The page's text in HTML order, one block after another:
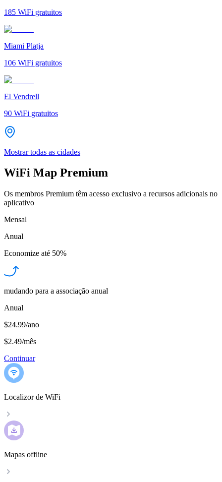
185 WiFi gratuitos
Miami Platja
106 WiFi gratuitos
El Vendrell
90 WiFi gratuitos
Mostrar todas as cidades
WiFi Map Premium
Os membros Premium têm acesso exclusivo a recursos adicionais no
aplicativo
Mensal
Anual
Economize até 50%
mudando para a associação anual
Anual
$24.99/ano
$2.49/mês
Continuar
Localizor de WiFi
Mapas offline